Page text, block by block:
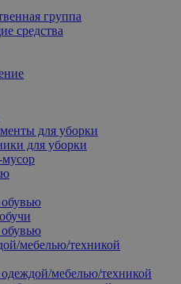
группа
средства
для уборки
для уборки
обувью
обувью
мебелью/техникой
одеждой/мебелью/техникой